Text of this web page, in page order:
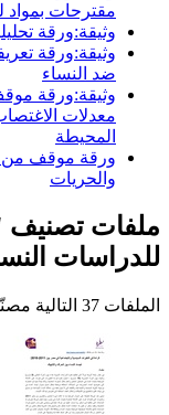
مقترحات بمواد
وثيقة:ورقة
وثيقة:ورقة
ضد النساء
وثيقة:ورقة
معدلات
المحيطة
والحريات
ملفات تصنيف
للدراسات
الملفات 37 التالية مصنّفة على هذا التصنيف من إجمالي 37.